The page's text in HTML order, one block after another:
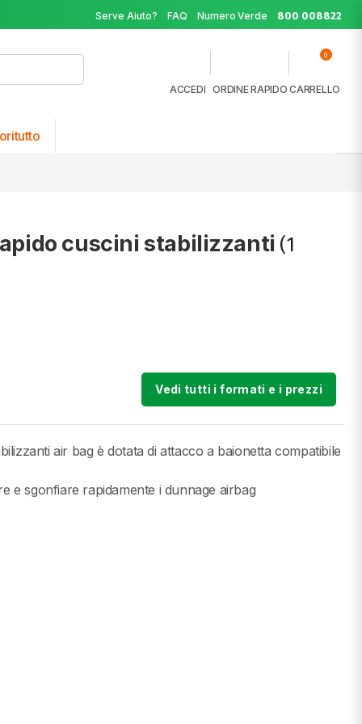
Serve Aiuto? FAQ Numero Verde 800 008822
0
CARRELLO
ORDINE RAPIDO
ACCEDI
cuscini stabilizzanti (1
Vedi tutti i formati e i prezzi
air bag è dotata di attacco a baionetta compatibile
e sgonfiare rapidamente i dunnage airbag